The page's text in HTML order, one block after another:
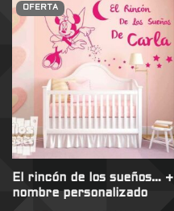
OFERTA
El rincón de los sueños… +
nombre personalizado